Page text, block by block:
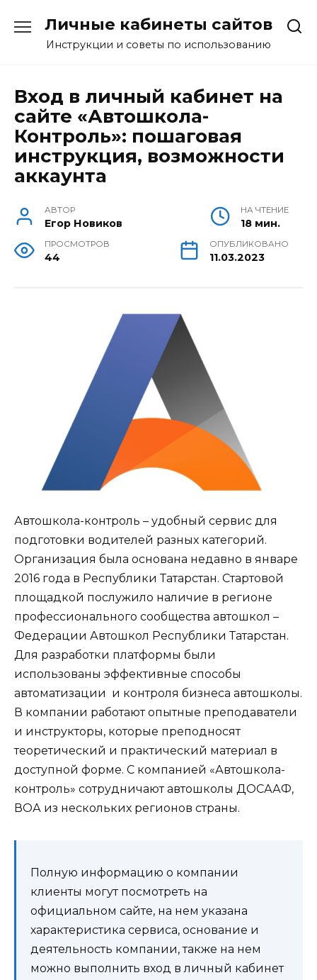
содержанию
Личные кабинеты сайтов
Инструкции и советы по использованию
Вход в личный кабинет на
сайте «Автошкола-
Контроль»: пошаговая
инструкция, возможности
аккаунта
АВТОР
Егор Новиков
НА ЧТЕНИЕ
18 мин.
ПРОСМОТРОВ
44
ОПУБЛИКОВАНО
11.03.2023
Автошкола-контроль – удобный сервис для
подготовки водителей разных категорий.
Организация была основана недавно в январе
2016 года в Республики Татарстан. Стартовой
площадкой послужило наличие в регионе
профессионального сообщества автошкол –
Федерации Автошкол Республики Татарстан.
Для разработки платформы были
использованы эффективные способы
автоматизации и контроля бизнеса автошколы.
В компании работают опытные преподаватели
и инструкторы, которые преподносят
теоретический и практический материал в
доступной форме. С компанией «Автошкола-
контроль» сотрудничают автошколы ДОСААФ,
ВОА из нескольких регионов страны.
Полную информацию о компании
клиенты могут посмотреть на
официальном сайте, на нем указана
характеристика сервиса, основание и
деятельность компании, также на нем
можно выполнить вход в личный кабинет